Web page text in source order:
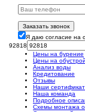
Заказать звонок
Я даю согласие на
92818
Цены на бурение
Цены на
Анализ воды
Кредитование
Отзывы
Наши
Наша команда
Подробное
Схемы монтажа